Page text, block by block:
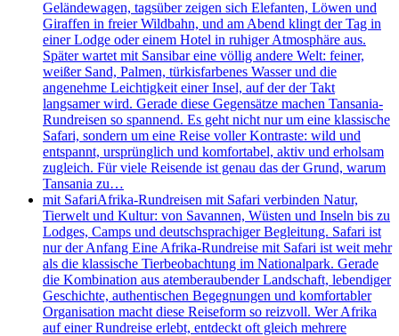
Geländewagen, tagsüber zeigen sich Elefanten, Löwen und
Giraffen in freier Wildbahn, und am Abend klingt der Tag in
einer Lodge oder einem Hotel in ruhiger Atmosphäre aus.
Später wartet mit Sansibar eine völlig andere Welt: feiner,
weißer Sand, Palmen, türkisfarbenes Wasser und die
angenehme Leichtigkeit einer Insel, auf der der Takt
langsamer wird. Gerade diese Gegensätze machen Tansania-
Rundreisen so spannend. Es geht nicht nur um eine klassische
Safari, sondern um eine Reise voller Kontraste: wild und
entspannt, ursprünglich und komfortabel, aktiv und erholsam
zugleich. Für viele Reisende ist genau das der Grund, warum
Tansania zu…
mit SafariAfrika-Rundreisen mit Safari verbinden Natur,
Tierwelt und Kultur: von Savannen, Wüsten und Inseln bis zu
Lodges, Camps und deutschsprachiger Begleitung. Safari ist
nur der Anfang Eine Afrika-Rundreise mit Safari ist weit mehr
als die klassische Tierbeobachtung im Nationalpark. Gerade
die Kombination aus atemberaubender Landschaft, lebendiger
Geschichte, authentischen Begegnungen und komfortabler
Organisation macht diese Reiseform so reizvoll. Wer Afrika
auf einer Rundreise erlebt, entdeckt oft gleich mehrere